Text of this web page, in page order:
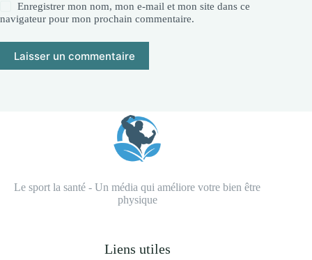
Enregistrer mon nom, mon e-mail et mon site dans ce
navigateur pour mon prochain commentaire.
Laisser un commentaire
Le sport la santé - Un média qui améliore votre bien être
physique
Liens utiles